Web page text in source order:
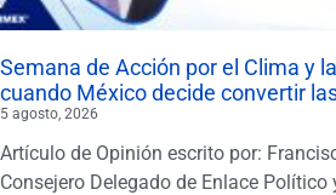
Semana de Acción por el Clima y
cuando México decide convertir
5 agosto, 2026
Artículo de Opinión escrito por:
Consejero Delegado de Enlace